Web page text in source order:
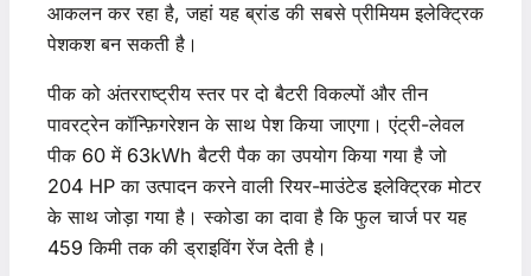
आकलन कर रहा है, जहां यह ब्रांड की सबसे प्रीमियम इलेक्ट्रिक
पेशकश बन सकती है।
पीक को अंतरराष्ट्रीय स्तर पर दो बैटरी विकल्पों और तीन
पावरट्रेन कॉन्फ़िगरेशन के साथ पेश किया जाएगा। एंट्री-लेवल
पीक 60 में 63kWh बैटरी पैक का उपयोग किया गया है जो
204 HP का उत्पादन करने वाली रियर-माउंटेड इलेक्ट्रिक मोटर
के साथ जोड़ा गया है। स्कोडा का दावा है कि फुल चार्ज पर यह
459 किमी तक की ड्राइविंग रेंज देती है।